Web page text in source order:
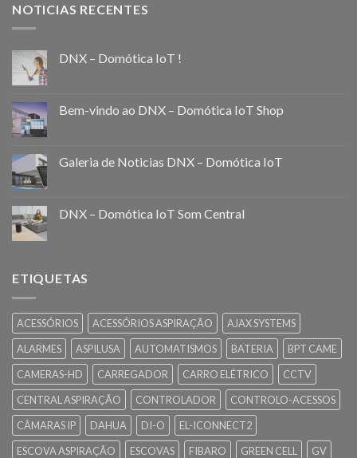
NOTICIAS RECENTES
DNX – Domótica IoT !
Bem-vindo ao DNX – Domótica IoT Shop
Galeria de Noticias DNX – Domótica IoT
DNX – Domótica IoT Som Central
ETIQUETAS
ACESSÓRIOS ACESSÓRIOS ASPIRAÇÃO
AJAX SYSTEMS
ALARMES
ASPILUSA AUTOMATISMOS BATERIA
BPT CAME
CAMERAS-HD
CARREGADOR CARRO ELÉTRICO
CCTV
CENTRAL ASPIRAÇÃO
CONTROLADOR
CONTROLO-ACESSOS
CÂMARAS IP
DAHUA DI-O
EL-ICONNECT2
ESCOVA ASPIRAÇÃO
ESCOVAS FIBARO GREEN CELL
GV